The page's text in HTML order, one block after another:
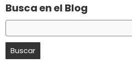
Busca en el Blog